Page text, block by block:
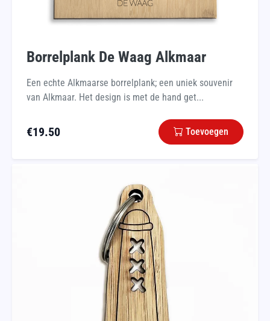
Borrelplank De Waag Alkmaar
Een echte Alkmaarse borrelplank; een uniek souvenir
van Alkmaar. Het design is met de hand get...
€19.50 Toevoegen